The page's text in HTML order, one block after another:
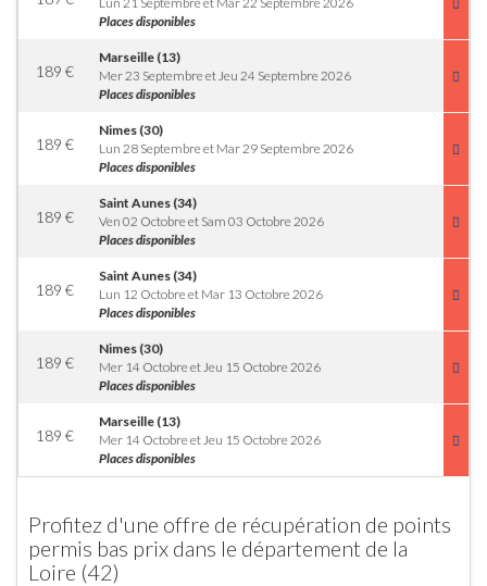
Places disponibles
189 €
Marseille (13)
Mer 23 Septembre et Jeu 24 Septembre 2026
Places disponibles
189 €
Nimes (30)
Lun 28 Septembre et Mar 29 Septembre 2026
Places disponibles
189 €
Saint Aunes (34)
Ven 02 Octobre et Sam 03 Octobre 2026
Places disponibles
189 €
Saint Aunes (34)
Lun 12 Octobre et Mar 13 Octobre 2026
Places disponibles
189 €
Nimes (30)
Mer 14 Octobre et Jeu 15 Octobre 2026
Places disponibles
189 €
Marseille (13)
Mer 14 Octobre et Jeu 15 Octobre 2026
Places disponibles
Profitez d'une offre de récupération de points
permis bas prix dans le département de la
Loire (42)